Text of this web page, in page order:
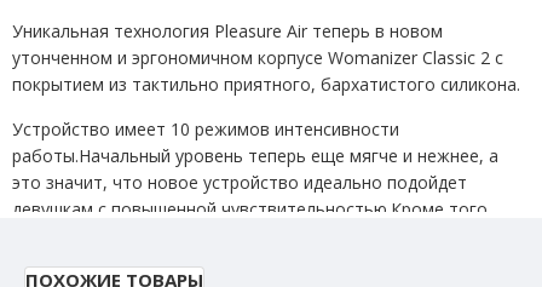
Уникальная технология Pleasure Air теперь в новом
утонченном и эргономичном корпусе Womanizer Classic 2 с
покрытием из тактильно приятного, бархатистого силикона.
Устройство имеет 10 режимов интенсивности
работы.Начальный уровень теперь еще мягче и нежнее, а
это значит, что новое устройство идеально подойдет
девушкам с повышенной чувствительностью.Кроме того
Afterglow, которая позволяет испытывать множественный
ПОХОЖИЕ ТОВАРЫ